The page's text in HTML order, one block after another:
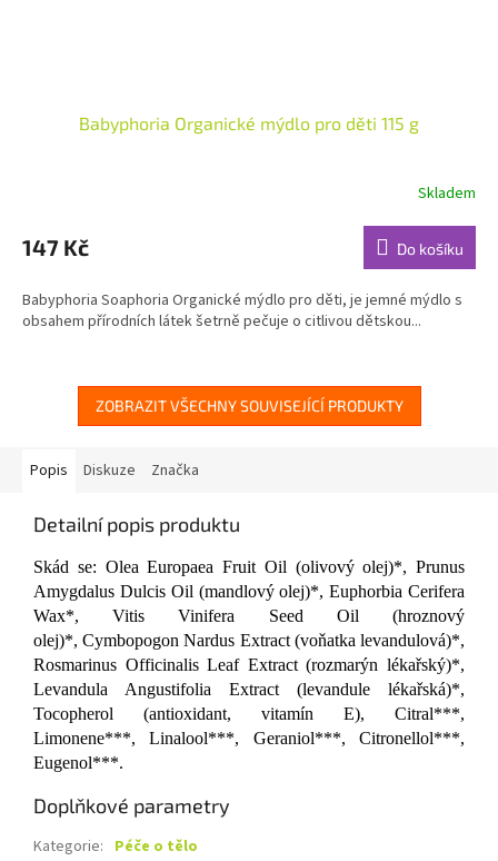
Babyphoria Organické mýdlo pro děti 115 g
produktu
je
z
5
Skladem
147 Kč Do košíku
Babyphoria Soaphoria Organické mýdlo pro děti, je jemné mýdlo s
obsahem přírodních látek šetrně pečuje o citlivou dětskou...
ZOBRAZIT VŠECHNY SOUVISEJÍCÍ PRODUKTY
Popis Diskuze Značka
Detailní popis produktu
Skád se: Olea Europaea Fruit Oil (olivový olej)*, Prunus
Amygdalus Dulcis Oil (mandlový olej)*, Euphorbia Cerifera
Wax*, Vitis Vinifera Seed Oil (hroznový
olej)*, Cymbopogon Nardus Extract (voňatka levandulová)*,
Rosmarinus Officinalis Leaf Extract (rozmarýn lékařský)*,
Levandula Angustifolia Extract (levandule lékařská)*,
Tocopherol (antioxidant, vitamín E), Citral***,
Limonene***, Linalool***, Geraniol***, Citronellol***,
Eugenol***.
Doplňkové parametry
Kategorie: Péče o tělo